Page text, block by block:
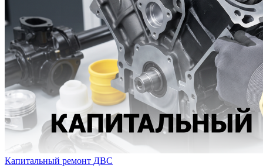
Капитальный ремонт ДВС